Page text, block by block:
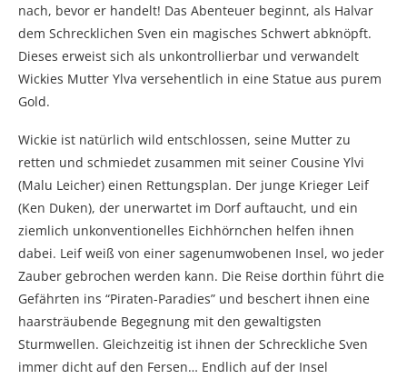
nach, bevor er handelt! Das Abenteuer beginnt, als Halvar
dem Schrecklichen Sven ein magisches Schwert abknöpft.
Dieses erweist sich als unkontrollierbar und verwandelt
Wickies Mutter Ylva versehentlich in eine Statue aus purem
Gold.
Wickie ist natürlich wild entschlossen, seine Mutter zu
retten und schmiedet zusammen mit seiner Cousine Ylvi
(Malu Leicher) einen Rettungsplan. Der junge Krieger Leif
(Ken Duken), der unerwartet im Dorf auftaucht, und ein
ziemlich unkonventionelles Eichhörnchen helfen ihnen
dabei. Leif weiß von einer sagenumwobenen Insel, wo jeder
Zauber gebrochen werden kann. Die Reise dorthin führt die
Gefährten ins “Piraten-Paradies” und beschert ihnen eine
haarsträubende Begegnung mit den gewaltigsten
Sturmwellen. Gleichzeitig ist ihnen der Schreckliche Sven
immer dicht auf den Fersen… Endlich auf der Insel